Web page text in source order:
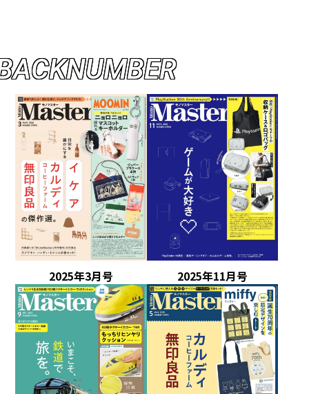
ACKNUMBER
2025年3月号 2025年11月号